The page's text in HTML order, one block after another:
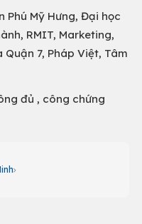
Phú Mỹ Hưng, Đại học
RMIT, Marketing,
7, Pháp Việt, Tâm
đủ , công chứng